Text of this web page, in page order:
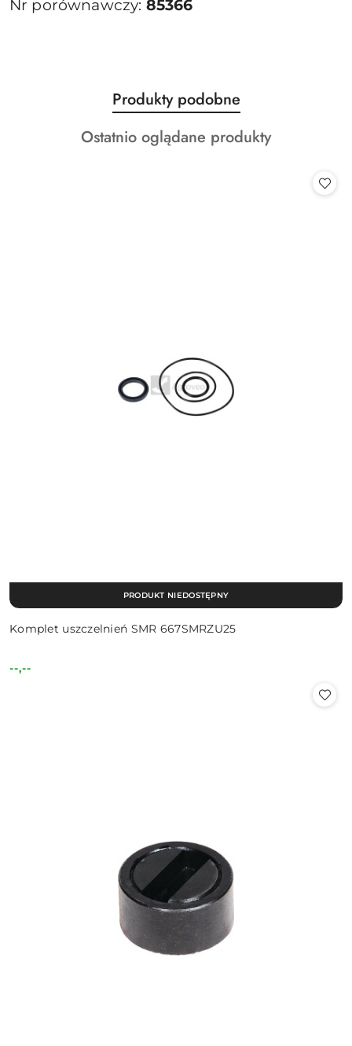
Nr porównawczy: 85366
Pomiń karuzelę produktów
Produkty
o
statusie:
Produkty podobne
Produkty
Ostatnio oglądane produkty
Komplet uszczelnień SMR 667SMRZU25
Cena:
--,--
PRODUKT NIEDOSTĘPNY